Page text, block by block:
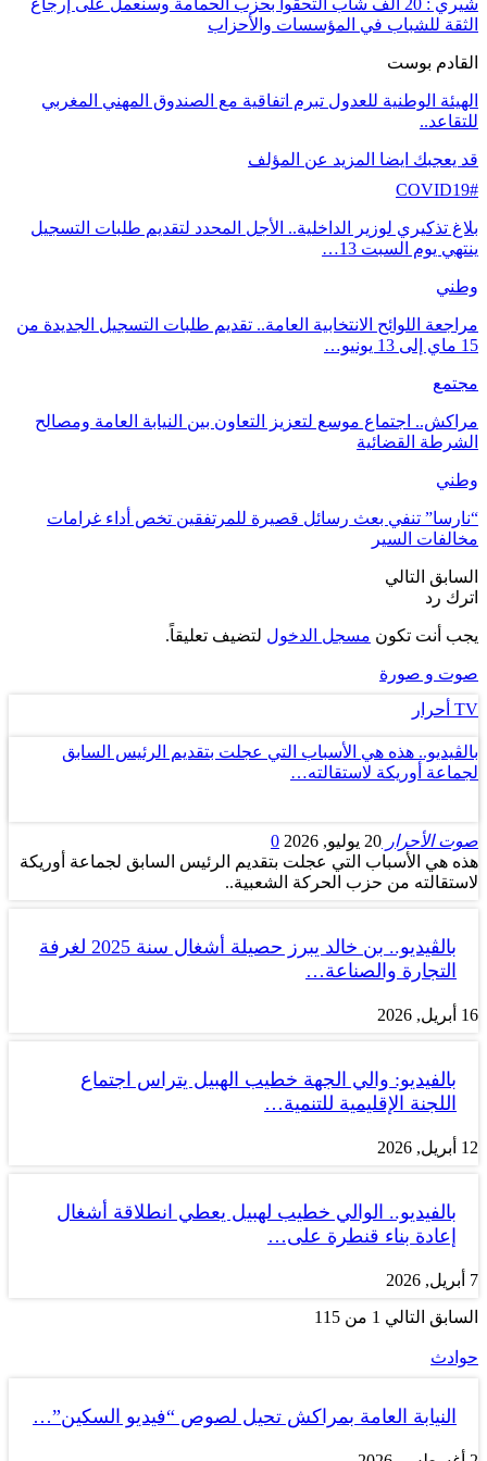
الثقة للشباب في المؤسسات والأحزاب
القادم بوست
الهيئة الوطنية للعدول تبرم اتفاقية مع الصندوق المهني المغربي
للتقاعد..
قد يعجبك ايضا المزيد عن المؤلف
COVID19#
بلاغ تذكيري لوزير الداخلية.. الأجل المحدد لتقديم طلبات التسجيل
ينتهي يوم السبت 13…
وطني
مراجعة اللوائح الانتخابية العامة.. تقديم طلبات التسجيل الجديدة من
15 ماي إلى 13 يونيو…
مجتمع
مراكش.. اجتماع موسع لتعزيز التعاون بين النيابة العامة ومصالح
الشرطة القضائية
وطني
“نارسا” تنفي بعث رسائل قصيرة للمرتفقين تخص أداء غرامات
مخالفات السير
السابق التالي
اترك رد
يجب أنت تكون مسجل الدخول لتضيف تعليقاً.
صوت و صورة
TV أحرار
بالڤيديو.. هذه هي الأسباب التي عجلت بتقديم الرئيس السابق
لجماعة أوريكة لاستقالته…
صوت الأحرار 20 يوليو, 2026
0
هذه هي الأسباب التي عجلت بتقديم الرئيس السابق لجماعة أوريكة
لاستقالته من حزب الحركة الشعبية..
بالڤيديو.. بن خالد يبرز حصيلة أشغال سنة 2025 لغرفة
التجارة والصناعة…
16 أبريل, 2026
بالفيديو: والي الجهة خطيب الهبيل يتراس اجتماع
اللجنة الإقليمية للتنمية…
12 أبريل, 2026
بالفيديو.. الوالي خطيب لهبيل يعطي انطلاقة أشغال
إعادة بناء قنطرة على…
7 أبريل, 2026
السابق التالي 1 من 115
حوادث
النيابة العامة بمراكش تحيل لصوص “فيديو السكين”…